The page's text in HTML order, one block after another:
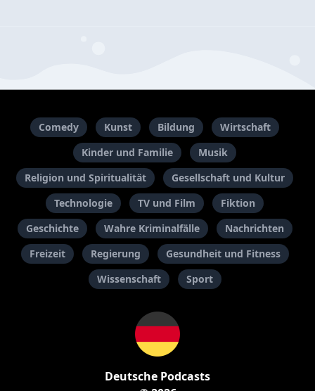
Comedy Kunst Bildung
Wirtschaft
Kinder und Familie
Musik
Religion und Spiritualität
Gesellschaft und Kultur
Technologie
TV und Film
Fiktion
Geschichte
Wahre Kriminalfälle
Nachrichten
Freizeit
Regierung
Gesundheit und Fitness
Wissenschaft
Sport
Deutsche Podcasts